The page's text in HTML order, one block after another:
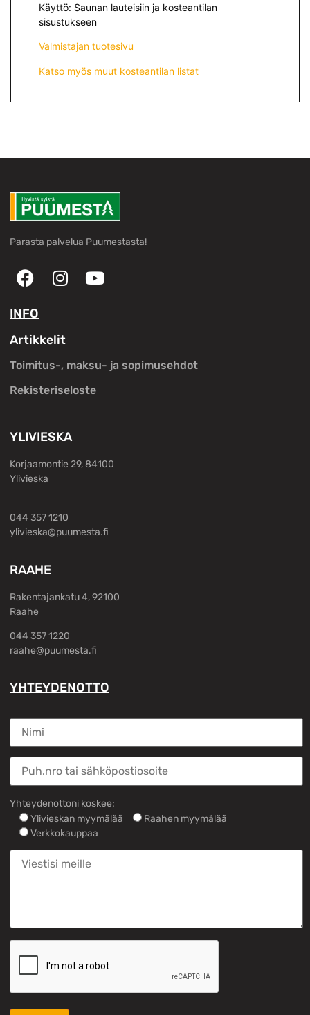
Käyttö: Saunan lauteisiin ja kosteantilan
sisustukseen
Valmistajan tuotesivu
Katso myös muut kosteantilan listat
Parasta palvelua Puumestasta!
INFO
Artikkelit
Toimitus-, maksu- ja sopimusehdot
Rekisteriseloste
YLIVIESKA
Korjaamontie 29, 84100
Ylivieska
044 357 1210
ylivieska@puumesta.fi
RAAHE
Rakentajankatu 4, 92100
Raahe
044 357 1220
raahe@puumesta.fi
YHTEYDENOTTO
Yhteydenottoni koskee:
Ylivieskan myymälää
Raahen myymälää
Verkkokauppaa